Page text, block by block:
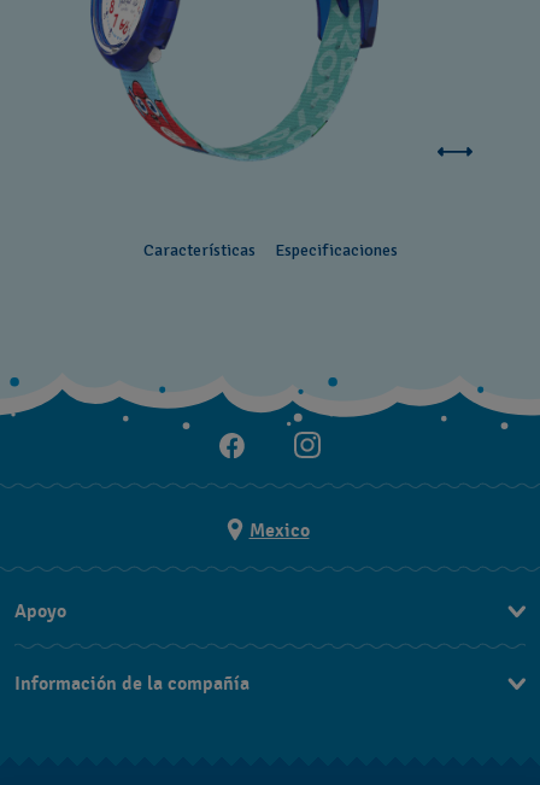
Características Especificaciones
Mexico
Apoyo
Preguntas Frecuentes
Información de la compañía